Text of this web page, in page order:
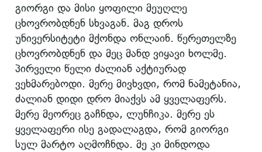
გიორგი და მისი ყოფილი მეუღლე
ცხოვრობდნენ სხვაგან. მაგ დროს
უნივერსიტეტი მქონდა ონლაინ. წერეთელზე
ცხოვრობდნენ და მეც მანდ ვიყავი ხოლმე.
პირველი წელი ძალიან აქტიურად
ვეხმარებოდი. მერე მივხვდი, რომ ნამეტანია,
ძალიან დიდი დრო მიაქვს ამ ყველაფერს.
მერე მეორეც გაჩნდა, ლუნჩიკა. მერე ეს
ყველაფერი ისე გადალაგდა, რომ გიორგი
სულ მარტო აღმოჩნდა. მე კი მინდოდა